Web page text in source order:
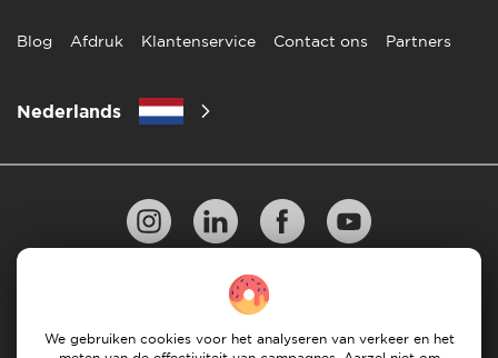
Blog Afdruk Klantenservice Contact ons Partners
Nederlands
10 regels voor succesvol verhuizen
Richtlijnen voor betaling Algemene Voorwaarden
We gebruiken cookies voor het analyseren van verkeer en het